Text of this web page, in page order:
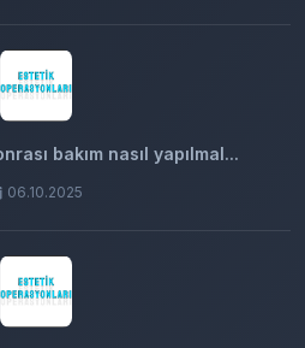
bakım nasıl yapılmal...
06.10.2025